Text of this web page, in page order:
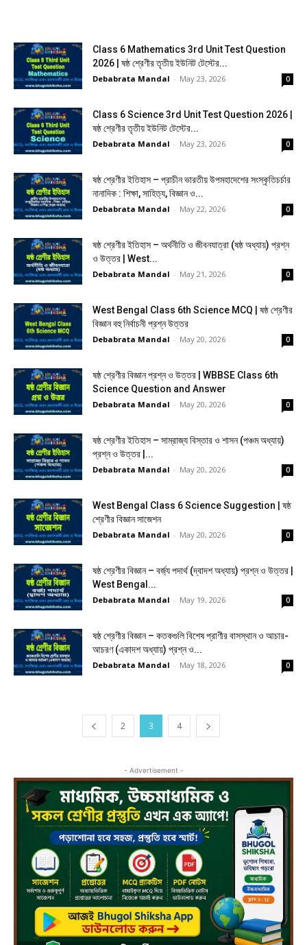
Class 6 Mathematics 3rd Unit Test Question
2026 | ষষ্ঠ শ্রেণীর তৃতীয় ইউনিট টেস্টের...
Debabrata Mandal - May 23, 2026 0
Class 6 Science 3rd Unit Test Question 2026 |
ষষ্ঠ শ্রেণীর তৃতীয় ইউনিট টেস্টের...
Debabrata Mandal - May 23, 2026 0
ষষ্ঠ শ্রেণীর ইতিহাস – প্রাচীন ভারতীয় উপমহাদেশের সংস্কৃতিচর্চার
নানাদিক : শিক্ষা, সাহিত্য, বিজ্ঞান ও...
Debabrata Mandal - May 22, 2026 0
ষষ্ঠ শ্রেণীর ইতিহাস – অর্থনীতি ও জীবনযাত্রা (ষষ্ঠ অধ্যায়) প্রশ্ন
ও উত্তর | West...
Debabrata Mandal - May 21, 2026 0
West Bengal Class 6th Science MCQ | ষষ্ঠ শ্রেণীর
বিজ্ঞান বহু নির্বাচনী প্রশ্ন উত্তর
Debabrata Mandal - May 20, 2026 0
ষষ্ঠ শ্রেণীর বিজ্ঞান প্রশ্ন ও উত্তর | WBBSE Class 6th
Science Question and Answer
Debabrata Mandal - May 20, 2026 0
ষষ্ঠ শ্রেণীর ইতিহাস – সাম্রাজ্য বিস্তার ও শাসন (পঞ্চম অধ্যায়)
প্রশ্ন ও উত্তর |...
Debabrata Mandal - May 20, 2026 0
West Bengal Class 6 Science Suggestion | ষষ্ঠ
শ্রেণীর বিজ্ঞান সাজেশন
Debabrata Mandal - May 20, 2026 0
ষষ্ঠ শ্রেণীর বিজ্ঞান – বর্জ্য পদার্থ (দ্বাদশ অধ্যায়) প্রশ্ন ও উত্তর |
West Bengal...
Debabrata Mandal - May 19, 2026 0
ষষ্ঠ শ্রেণীর বিজ্ঞান – কতকগুলি বিশেষ প্রাণীর বাসস্থান ও আচার-
আচরণ (একাদশ অধ্যায়) প্রশ্ন ও...
Debabrata Mandal - May 18, 2026 0
2 3 4
- Advertisement -